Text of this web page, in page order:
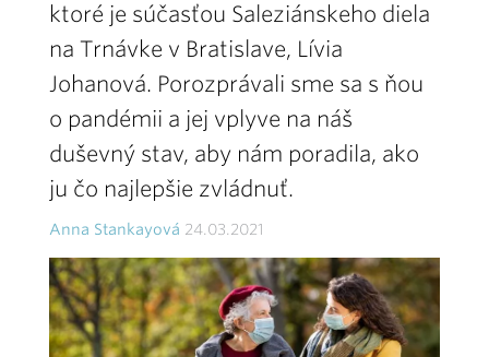
ktoré je súčasťou Saleziánskeho diela
na Trnávke v Bratislave, Lívia
Johanová. Porozprávali sme sa s ňou
o pandémii a jej vplyve na náš
duševný stav, aby nám poradila, ako
ju čo najlepšie zvládnuť.
Anna Stankayová 24.03.2021